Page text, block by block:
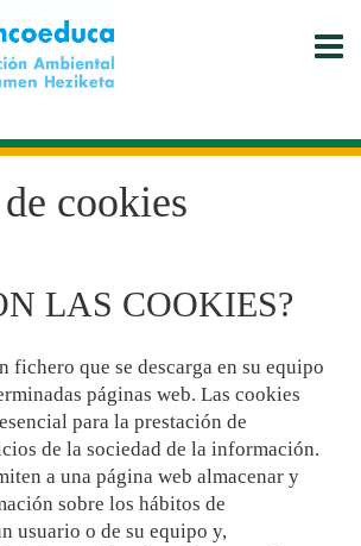
cookies
LAS COOKIES?
fichero que se descarga en su equipo
páginas web. Las cookies
para la prestación de
de la sociedad de la información.
a una página web almacenar y
sobre los hábitos de
usuario o de su equipo y,